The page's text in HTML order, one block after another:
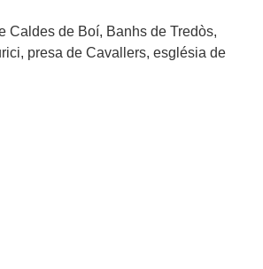
Caldes de Boí, Banhs de Tredòs,
presa de Cavallers, església de